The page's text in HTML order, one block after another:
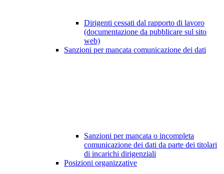
Dirigenti cessati dal rapporto di lavoro
(documentazione da pubblicare sul sito
web)
Sanzioni per mancata comunicazione dei dati
Sanzioni per mancata o incompleta
comunicazione dei dati da parte dei titolari
di incarichi dirigenziali
Posizioni organizzative